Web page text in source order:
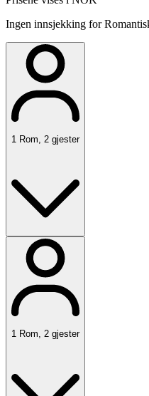
Ingen innsjekking for
1 Rom 2 gjester
1 Rom 2 gjester